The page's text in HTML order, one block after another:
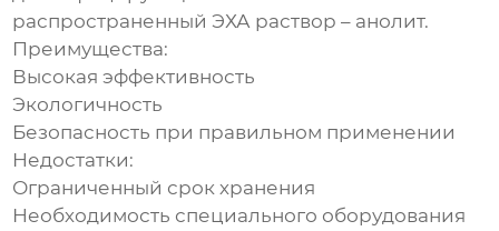
распространенный ЭХА раствор – анолит.
Преимущества:
Высокая эффективность
Экологичность
Безопасность при правильном применении
Недостатки:
Ограниченный срок хранения
Необходимость специального оборудования